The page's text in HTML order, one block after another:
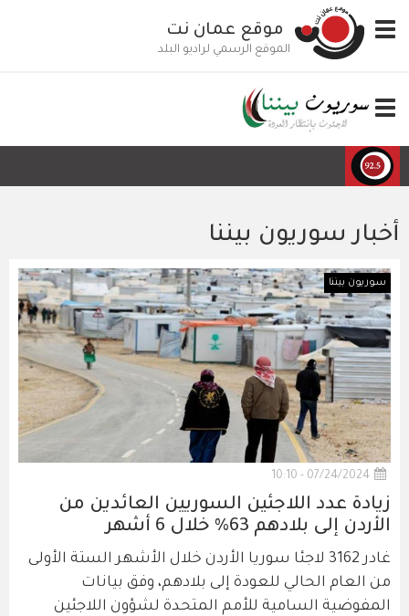
إلى
المحتوى
Toggle
navigation
موقع عمان نت
الموقع الرسمي لراديو البلد
Toggle
navigation
أخبار سوريون بيننا
سوريون بيننا
07/24/2024 - 10:10
زيادة عدد اللاجئين السوريين العائدين من
الأردن إلى بلادهم 63% خلال 6 أشهر
غادر 3162 لاجئا سوريا الأردن خلال الأشهر الستة الأولى
من العام الحالي للعودة إلى بلادهم، وفق بيانات
المفوضية السامية للأمم المتحدة لشؤون اللاجئين